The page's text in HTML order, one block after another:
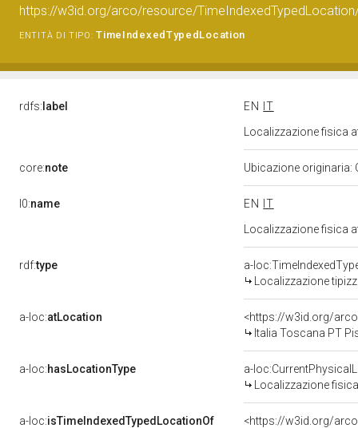
https://w3id.org/arco/resource/
ENTITÀ DI TIPO: TimeIndexedTypedLocation
rdfs: label EN
IT
Localizzazione fisica
core:note Ubicazione originaria:
l0:name EN
IT
Localizzazione fisica
rdf:type
a-
Localizzazione
a-loc:atLocation
<https://w3id.org/
Italia Toscana PT
a-loc:hasLocationType
a-
Localizzazione
a-loc:isTimeIndexedTypedLocationOf
<https://w3id.org/